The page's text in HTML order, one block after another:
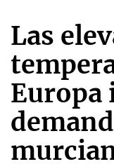
Las
Europa